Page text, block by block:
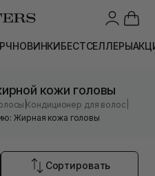
НОВИНКИБЕСТСЕЛЛЕРЫ
кожи головы
|Кондиционер для волос
Жирная кожа головы
Сортировать